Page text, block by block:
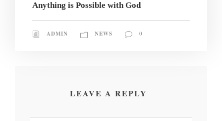
Anything is Possible with God
ADMIN NEWS 0
LEAVE A REPLY